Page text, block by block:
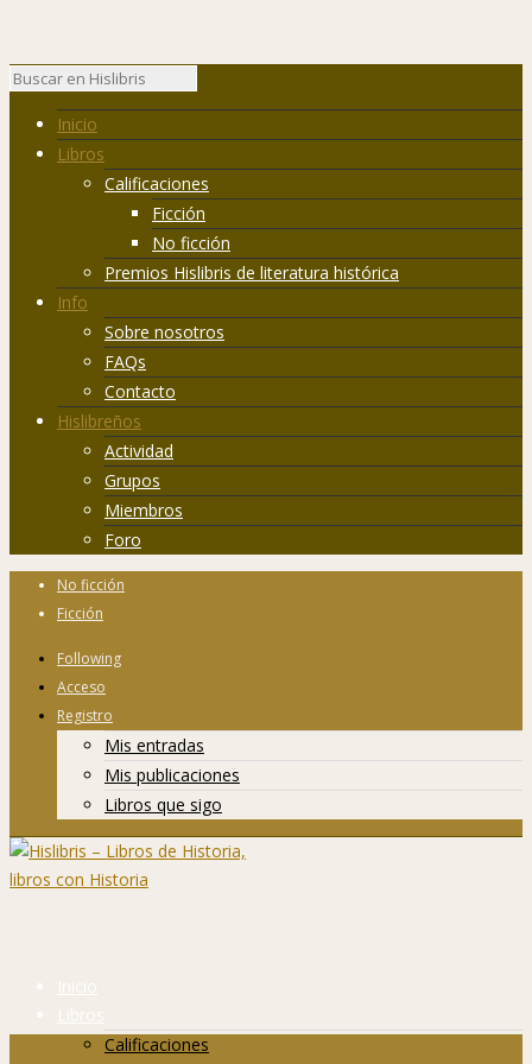
Inicio
Libros
Calificaciones
Ficción
No ficción
Premios Hislibris de literatura histórica
Info
Sobre nosotros
FAQs
Contacto
Hislibreños
Actividad
Grupos
Miembros
Foro
No ficción
Ficción
Following
Acceso
Registro
Mis entradas
Mis publicaciones
Libros que sigo
Inicio
Libros
Calificaciones